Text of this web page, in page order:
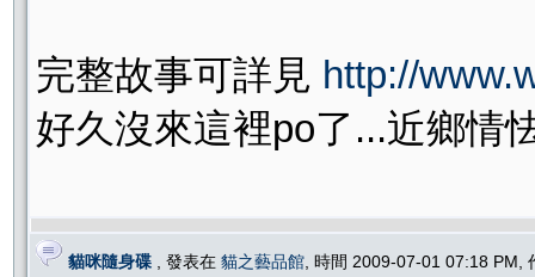
完整故事可詳見 http://
好久沒來這裡po了...近鄉情
貓咪隨身碟 , 發表在 貓之藝品館 , 時間 2009-07-01 07:18 PM,